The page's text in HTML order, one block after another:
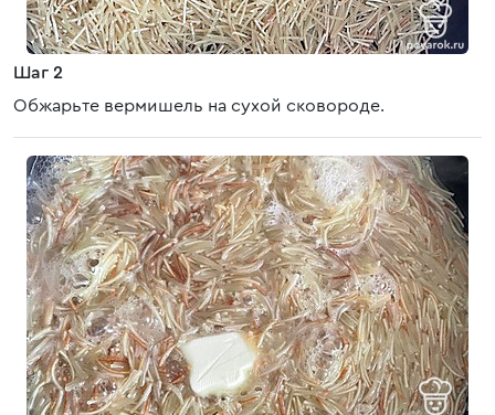
Шаг 2
Обжарьте вермишель на сухой сковороде.